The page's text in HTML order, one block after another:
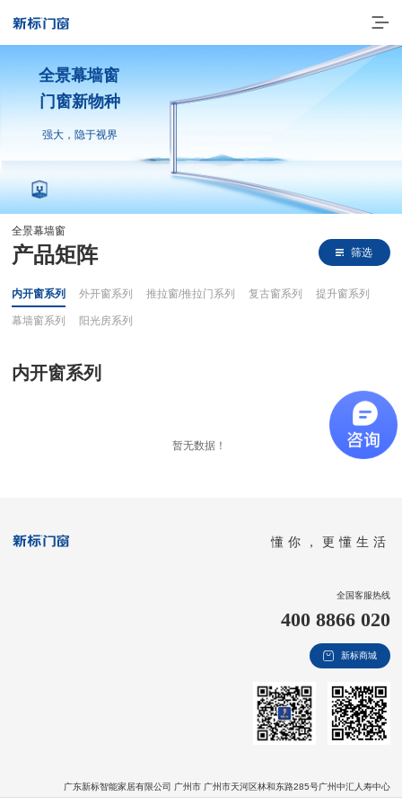
走进新标
一体化产品
品牌资讯
全景幕墙窗
门窗新物种
强大，隐于视界
全景幕墙窗
产品矩阵 筛选
内开窗系列 外开窗系列 推拉窗/推拉门系列 复古窗系列 提升窗系列
幕墙窗系列 阳光房系列
内开窗系列
暂无数据！
懂你，更懂生活
全国客服热线
400 8866 020
新标商城
广东新标智能家居有限公司 广州市 广州市天河区林和东路285号广州中汇人寿中心